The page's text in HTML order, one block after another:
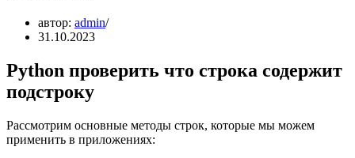
автор: admin
31.10.2023
Python проверить что строка содержит
подстроку
Рассмотрим основные методы строк, которые мы можем
применить в приложениях: